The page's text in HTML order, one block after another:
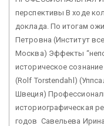
перспективы В ходе
доклада. По итогам
Петровна (Институт
Москва) Эффекты
историческое
(Rolf Torstendahl)
Швеция)
историографическая
годов Савельева